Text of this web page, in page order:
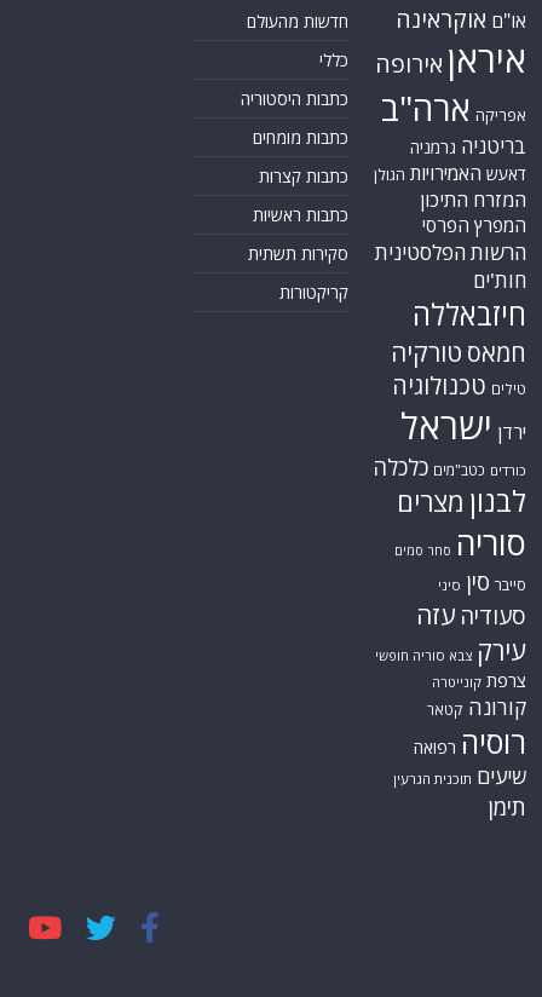
או"ם אוקראינה
איראן אירופה
אפריקה ארה"ב
בריטניה גרמניה
דאעש האמירויות הגולן
המזרח התיכון
המפרץ הפרסי
הרשות הפלסטינית
חות'ים
חיזבאללה
חמאס טורקיה
טילים טכנולוגיה
ירדן ישראל
כורדים כטב"מים כלכלה
לבנון מצרים
סוריה סחר סמים
סייבר סין סיני
סעודיה עזה
עירק צבא סוריה חופשי
צרפת קונייטרה
קורונה קטאר
רוסיה רפואה
שיעים תוכנית הגרעין
תימן
חדשות מהעולם
כללי
כתבות היסטוריה
כתבות מומחים
כתבות קצרות
כתבות ראשיות
סקירות תשתית
קריקטורות